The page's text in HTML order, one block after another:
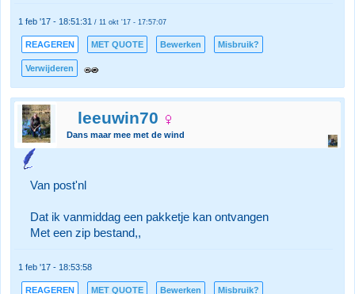
1 feb '17 - 18:51:31 / 11 okt '17 - 17:57:07
REAGEREN MET QUOTE Bewerken Misbruik?
Verwijderen
leeuwin70
Dans maar mee met de wind
Van post'nl
Dat ik vanmiddag een pakketje kan ontvangen
Met een zip bestand,,
1 feb '17 - 18:53:58
REAGEREN MET QUOTE Bewerken Misbruik?